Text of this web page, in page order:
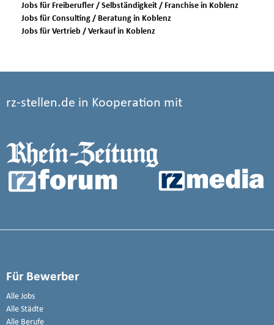
Jobs für Freiberufler / Selbständigkeit / Franchise in Koblenz
Jobs für Consulting / Beratung in Koblenz
Jobs für Vertrieb / Verkauf in Koblenz
rz-stellen.de in Kooperation mit
Für Bewerber
Alle Jobs
Alle Städte
Alle Berufe